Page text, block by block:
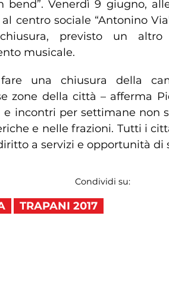
bend”. Venerdì 9 giugno,
centro sociale “Antonino
previsto un altro
musicale.
una chiusura della
zone della città – afferma
e incontri per settimane non
e nelle frazioni. Tutti i
a servizi e opportunità di
Condividi su:
TRAPANI 2017